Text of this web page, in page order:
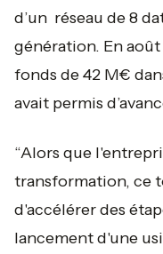
d’un réseau de 8
génération. En
fonds de 42 M€
avait permis
“Alors que
transformation, ce
d'accélérer des
lancement d'une